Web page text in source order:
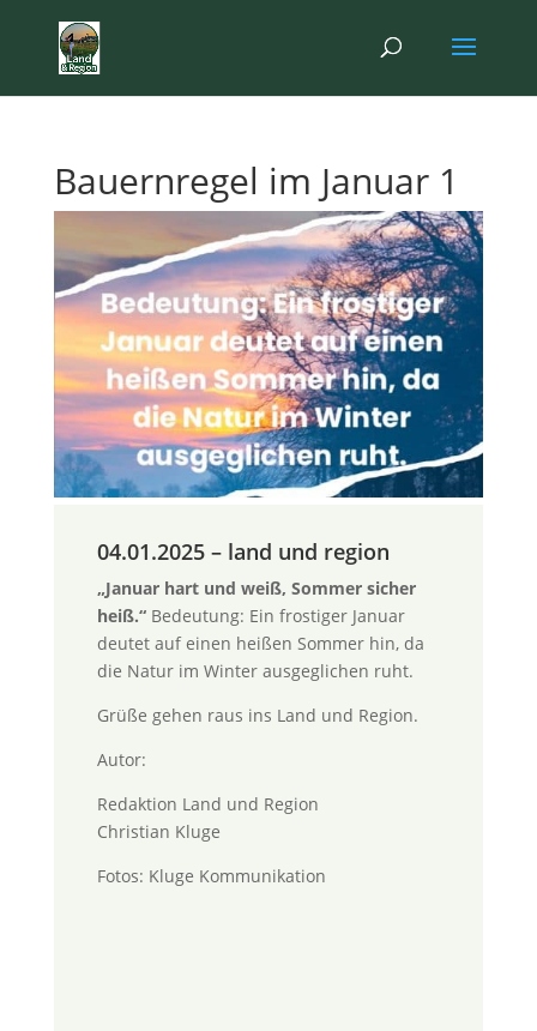
Bauernregel im Januar 1
04.01.2025 – land und region
„Januar hart und weiß, Sommer sicher
heiß.“ Bedeutung: Ein frostiger Januar
deutet auf einen heißen Sommer hin, da
die Natur im Winter ausgeglichen ruht.
Grüße gehen raus ins Land und Region.
Autor:
Redaktion Land und Region
Christian Kluge
Fotos: Kluge Kommunikation